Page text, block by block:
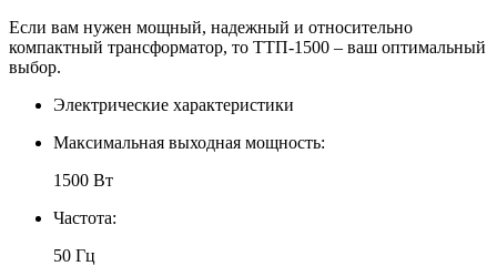
Если вам нужен мощный, надежный и относительно
компактный трансформатор, то ТТП-1500 – ваш оптимальный
выбор.
Электрические характеристики
Максимальная выходная мощность:
1500 Вт
Частота:
50 Гц